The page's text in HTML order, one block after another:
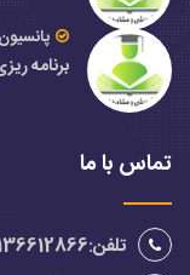
برنامه
تماس با ما
تلفن:03136612866